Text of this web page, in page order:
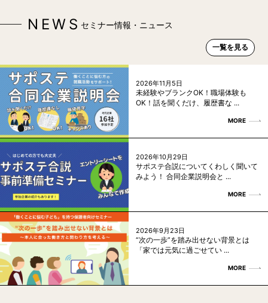
NEWS セミナー情報・ニュース
一覧を見る
2026年11月5日
未経験やブランクOK！職場体験も
OK！話を聞くだけ、履歴書な ...
MORE
2026年10月29日
サポステ合説についてくわしく聞いて
みよう！ 合同企業説明会と ...
MORE
2026年9月23日
“次の一歩”を踏み出せない背景とは
「家では元気に過ごせてい ...
MORE